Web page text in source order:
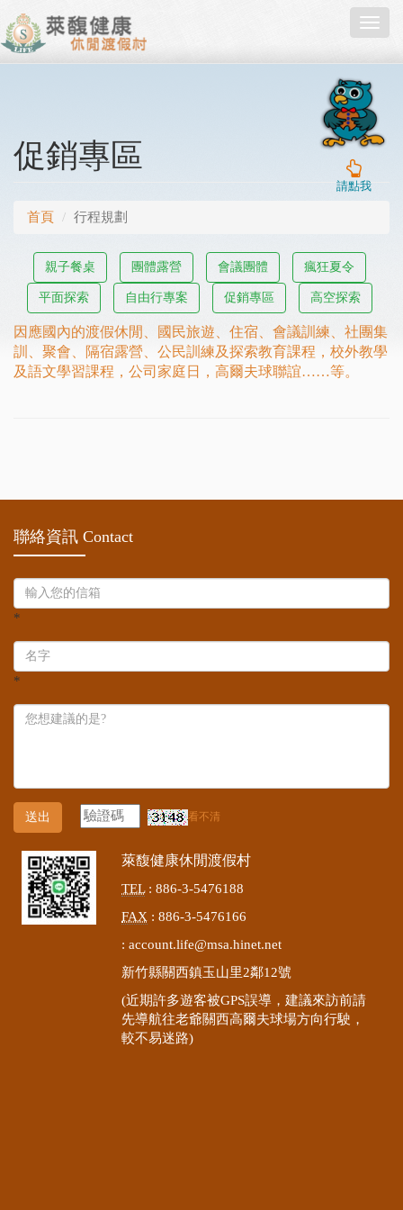
請點我
促銷專區
首頁 行程規劃
親子餐桌 團體露營 會議團體 瘋狂夏令
平面探索 自由行專案 促銷專區 高空探索
因應國內的渡假休閒、國民旅遊、住宿、會議訓練、社團集
訓、聚會、隔宿露營、公民訓練及探索教育課程，校外教學
及語文學習課程，公司家庭日，高爾夫球聯誼……等。
聯絡資訊 Contact
*
*
送出 看不清
萊馥健康休閒渡假村
TEL: 886-3-5476188
FAX : 886-3-5476166
: account.life@msa.hinet.net
新竹縣關西鎮玉山里2鄰12號
(近期許多遊客被GPS誤導，建議來訪前請
先導航往老爺關西高爾夫球場方向行駛，
較不易迷路)